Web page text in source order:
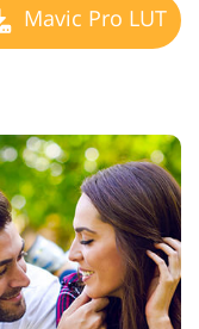
Mavic Pro LUT